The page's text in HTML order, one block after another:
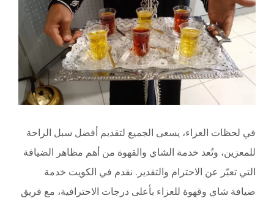
في لحظات العزاء، يسعى الجميع لتقديم أفضل سبل الراحة
للمعزين، وتُعد خدمة الشاي والقهوة من أهم مظاهر الضيافة
التي تعبّر عن الاحترام والتقدير. نقدم في الكويت خدمة
ضيافة شاي وقهوة للعزاء بأعلى درجات الاحترافية، مع فريق